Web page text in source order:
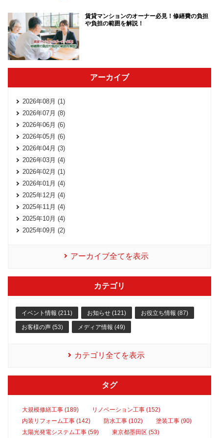
賃貸マンションのオーナー必見！修繕費の負担
や負担の範囲を解説！
アーカイブ
2026年08月 (1)
2026年07月 (8)
2026年06月 (6)
2026年05月 (6)
2026年04月 (3)
2026年03月 (4)
2026年02月 (1)
2026年01月 (4)
2025年12月 (4)
2025年11月 (4)
2025年10月 (4)
2025年09月 (2)
アーカイブ全てを表示
カテゴリ
イベント情報 (211) お知らせ (121) お役立ち情報 (87)
お客様の声 (53) メディア情報 (49)
カテゴリ全てを表示
タグ
大規模修繕工事 (189)
リノベーション工事 (152)
内装リフォーム工事 (142)
防水工事 (102)
塗装工事 (90)
太陽光発電システム工事 (59)
東京都墨田区 (53)